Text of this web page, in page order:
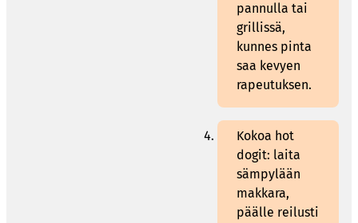
pannulla tai
grillissä,
kunnes pinta
saa kevyen
rapeutuksen.
Kokoa hot
dogit: laita
sämpylään
makkara,
päälle reilusti